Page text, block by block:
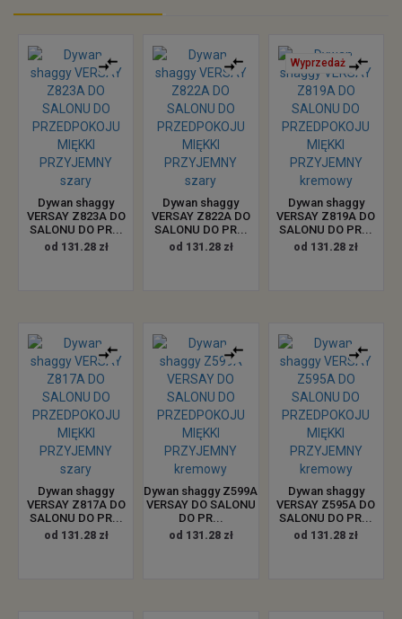
Dywan shaggy
VERSAY Z823A DO
SALONU DO PR...
od 131.28 zł
Dywan shaggy
VERSAY Z822A DO
SALONU DO PR...
od 131.28 zł
Wyprzedaż
Dywan shaggy
VERSAY Z819A DO
SALONU DO PR...
od 131.28 zł
Dywan shaggy
VERSAY Z817A DO
SALONU DO PR...
od 131.28 zł
Dywan shaggy Z599A
VERSAY DO SALONU
DO PR...
od 131.28 zł
Dywan shaggy
VERSAY Z595A DO
SALONU DO PR...
od 131.28 zł